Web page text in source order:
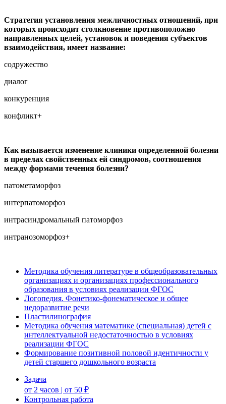
Стратегия установления межличностных отношений, при
которых происходит столкновение противоположно
направленных целей, установок и поведения субъектов
взаимодействия, имеет название:
содружество
диалог
конкуренция
конфликт+
Как называется изменение клиники определенной болезни
в пределах свойственных ей синдромов, соотношения
между формами течения болезни?
патометаморфоз
интерпатоморфоз
интрасиндромальный патоморфоз
интранозоморфоз+
Методика обучения литературе в общеобразовательных
организациях и организациях профессионального
образования в условиях реализации ФГОС
Логопедия. Фонетико-фонематическое и общее
недоразвитие речи
Пластилинография
Методика обучения математике (специальная) детей с
интеллектуальной недостаточностью в условиях
реализации ФГОС
Формирование позитивной половой идентичности у
детей старшего дошкольного возраста
Задача
от 2 часов | от 50 ₽
Контрольная работа